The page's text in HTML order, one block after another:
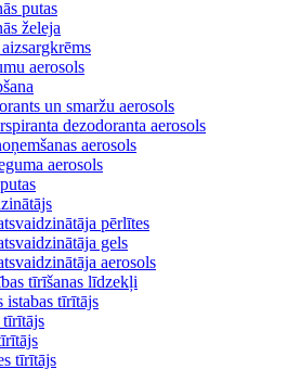
putas
želeja
aerosols
un smaržu aerosols
dezodoranta aerosols
aerosols
aerosols
pērlītes
gels
aerosols
tīrīšanas līdzekļi
istabas tīrītājs
tīrītājs
tīrītājs